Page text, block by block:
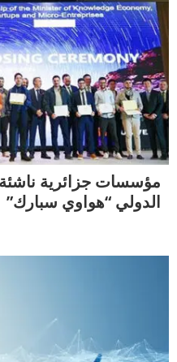
مؤسسات جزائرية ناشئة
الدولي “هواوي سبارك”